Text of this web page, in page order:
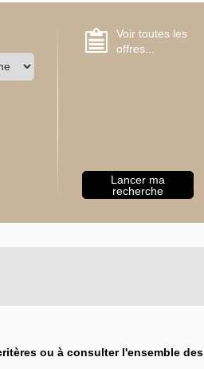
Voir toutes les
offres...
ou à consulter l'ensemble des